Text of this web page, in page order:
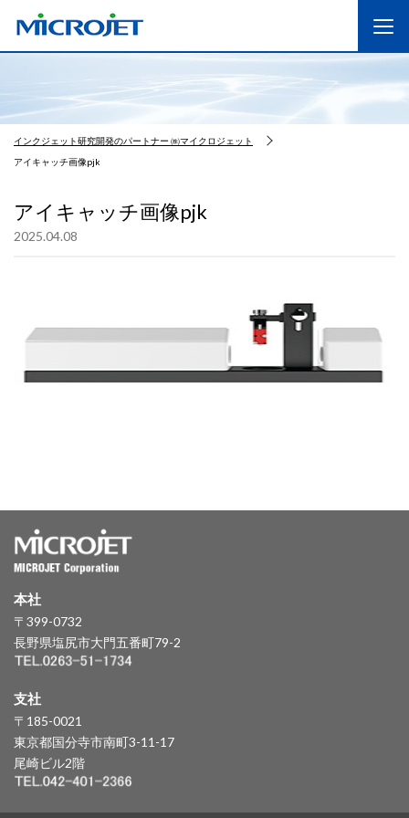
インクジェット研究開発のパートナー ㈱マイクロジェット
アイキャッチ画像pjk
アイキャッチ画像pjk
2025.04.08
本社
〒399-0732
長野県塩尻市大門五番町79-2
支社
〒185-0021
東京都国分寺市南町3-11-17
尾崎ビル2階